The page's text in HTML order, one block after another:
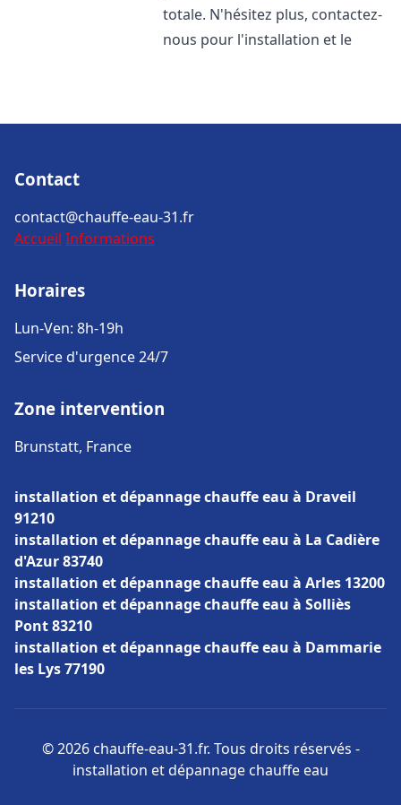
totale. N'hésitez plus, contactez-
nous pour l'installation et le
Contact
contact@chauffe-eau-31.fr
Accueil Informations
Horaires
Lun-Ven: 8h-19h
Service d'urgence 24/7
Zone intervention
Brunstatt, France
installation et dépannage chauffe eau à Draveil
91210
installation et dépannage chauffe eau à La Cadière
d'Azur 83740
installation et dépannage chauffe eau à Arles 13200
installation et dépannage chauffe eau à Solliès
Pont 83210
installation et dépannage chauffe eau à Dammarie
les Lys 77190
© 2026 chauffe-eau-31.fr. Tous droits réservés -
installation et dépannage chauffe eau